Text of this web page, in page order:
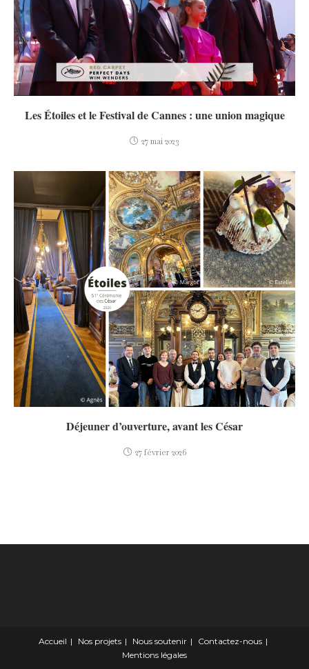
Les Étoiles et le Festival de Cannes : une union magique
27 mai 2023
Déjeuner d’ouverture, avant les César
27 février 2026
Accueil Nos projets Nous soutenir
Contactez-nous
Mentions légales